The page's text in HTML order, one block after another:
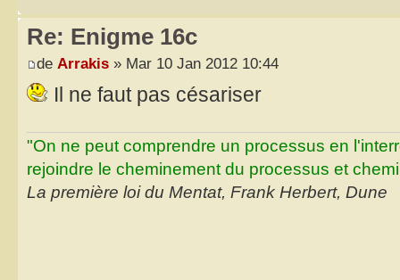
Re: Enigme 16c
de Arrakis » Mar 10 Jan 2012 10:44
Il ne faut pas césariser
"On ne peut comprendre un processus en
rejoindre le cheminement du processus et
La première loi du Mentat, Frank Herbert, Dune